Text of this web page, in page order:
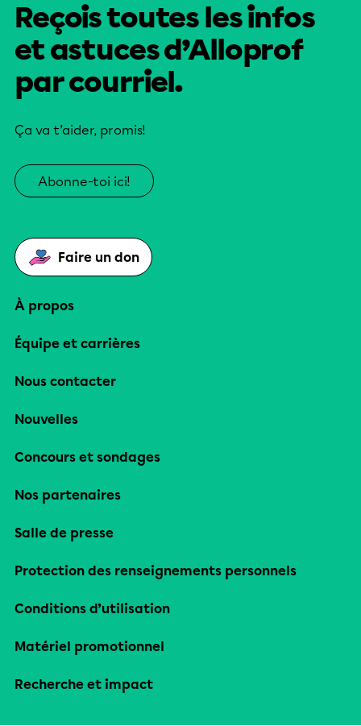
Reçois toutes les infos
et astuces d’Alloprof
par courriel.
Ça va t’aider, promis!
Abonne-toi ici!
Faire un don
À propos
Équipe et carrières
Nous contacter
Nouvelles
Concours et sondages
Nos partenaires
Salle de presse
Protection des renseignements personnels
Conditions d’utilisation
Matériel promotionnel
Recherche et impact